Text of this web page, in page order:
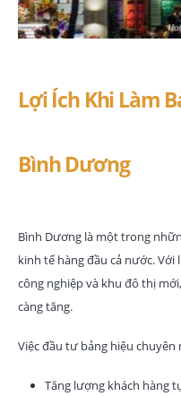
Lợi Ích Khi Làm
Bình Dương
Bình Dương là một trong
kinh tế hàng đầu cả nước.
công nghiệp và khu đô thị
càng tăng.
Việc đầu tư bảng hiệu chuyên
Tăng lượng khách hàng